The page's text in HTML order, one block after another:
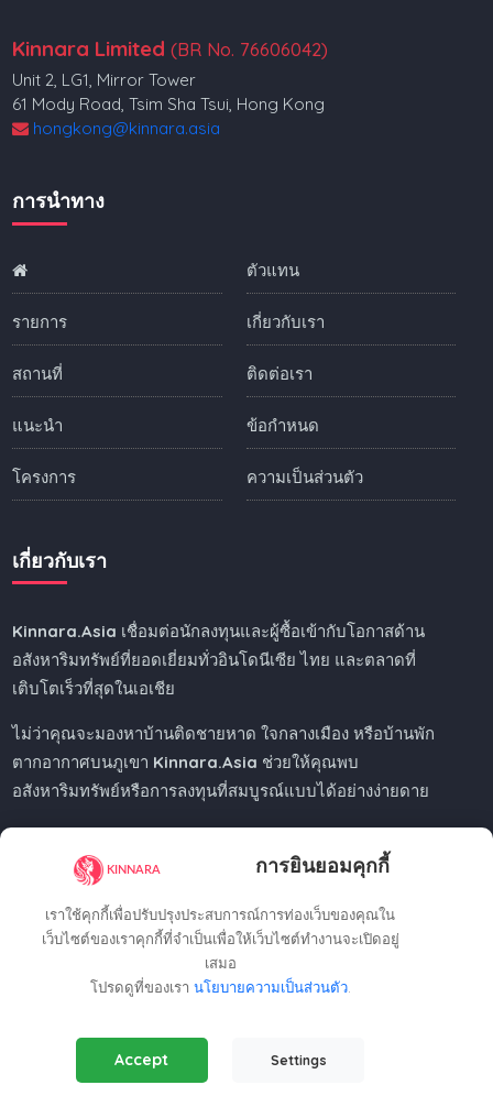
การยินยอมคุกกี้
เราใช้คุกกี้เพื่อปรับปรุงประสบการณ์การท่องเว็บของคุณใน
เว็บไซต์ของเราคุกกี้ที่จำเป็นเพื่อให้เว็บไซต์ทำงานจะเปิดอยู่
เสมอ
โปรดดูที่ของเรา นโยบายความเป็นส่วนตัว.
Essential Cookies(Always Active)
Required for the website to function properly.
Accept Settings
Kinnara Limited (BR No. 76606042)
Unit 2, LG1, Mirror Tower
61 Mody Road, Tsim Sha Tsui, Hong Kong
hongkong@kinnara.asia
การนำทาง
รายการ
สถานที่
แนะนำ
โครงการ
ตัวแทน
เกี่ยวกับเรา
ติดต่อเรา
ข้อกำหนด
ความเป็นส่วนตัว
เกี่ยวกับเรา
Kinnara.Asia เชื่อมต่อนักลงทุนและผู้ซื้อเข้ากับโอกาสด้าน
อสังหาริมทรัพย์ที่ยอดเยี่ยมทั่วอินโดนีเซีย ไทย และตลาดที่
เติบโตเร็วที่สุดในเอเชีย
ไม่ว่าคุณจะมองหาบ้านติดชายหาด ใจกลางเมือง หรือบ้านพัก
ตากอากาศบนภูเขา Kinnara.Asia ช่วยให้คุณพบ
อสังหาริมทรัพย์หรือการลงทุนที่สมบูรณ์แบบได้อย่างง่ายดาย
Regional Offices
Kinnara Limited - Thailand
58, 9 Lagoon Rd, Choeng Thale
+66809201023
thailand@kinnara.asia